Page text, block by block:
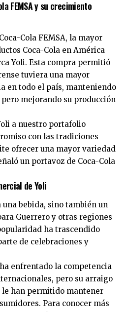
FEMSA y su crecimiento
Cola FEMSA, la mayor
Coca-Cola en América
Yoli. Esta compra permitió
tuviera una mayor
en todo el país, manteniendo
mejorando su producción
a nuestro portafolio
con las tradiciones
ofrecer una mayor variedad
un portavoz de Coca-Cola
de Yoli
bebida, sino también un
Guerrero y otras regiones
ha trascendido
de celebraciones y
enfrentado la competencia
pero su arraigo
han permitido mantener
Para conocer más